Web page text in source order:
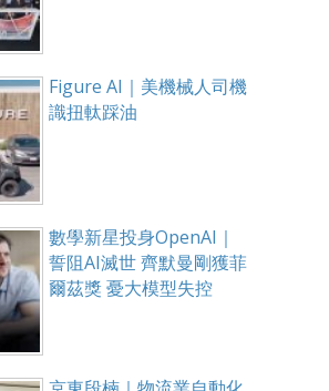
Figure AI｜美機械人司機
識扭軚踩油
數學新星投身OpenAI｜
誓阻AI滅世 齊默曼剛獲菲
爾茲獎 憂大模型失控